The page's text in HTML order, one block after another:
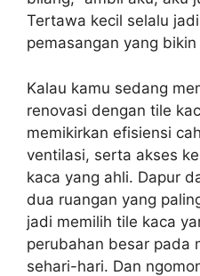
Tertawa kecil selalu
pemasangan yang
Kalau kamu sedang
renovasi dengan tile
memikirkan efisiensi
ventilasi, serta akses
kaca yang ahli. Dapur
dua ruangan yang
jadi memilih tile kaca
perubahan besar pada
sehari-hari. Dan